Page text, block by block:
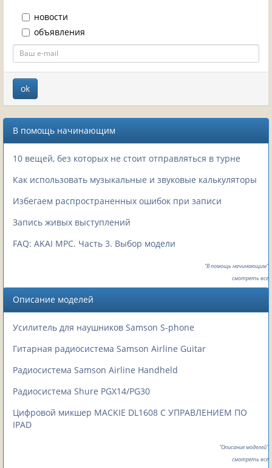
новости
объявления
В помощь начинающим
10 вещей, без которых не стоит отправляться в турне
Как использовать музыкальные и звуковые калькуляторы
Избегаем распространенных ошибок при записи
Запись живых выступлений
FAQ: AKAI MPC. Часть 3. Выбор модели
"В помощь начинающим"
смотреть все
Описание моделей
Усилитель для наушников Samson S-phone
Гитарная радиосистема Samson Airline Guitar
Радиосистема Samson Airline Handheld
Радиосистема Shure PGX14/PG30
Цифровой микшер MACKIE DL1608 С УПРАВЛЕНИЕМ ПО
IPAD
"Описание моделей"
смотреть все